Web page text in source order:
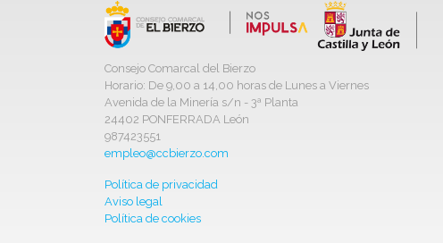
Consejo Comarcal del Bierzo
Horario: De 9,00 a 14,00 horas de Lunes a Viernes
Avenida de la Minería s/n - 3ª Planta
24402 PONFERRADA León
987423551
empleo@ccbierzo.com
Política de privacidad
Aviso legal
Política de cookies